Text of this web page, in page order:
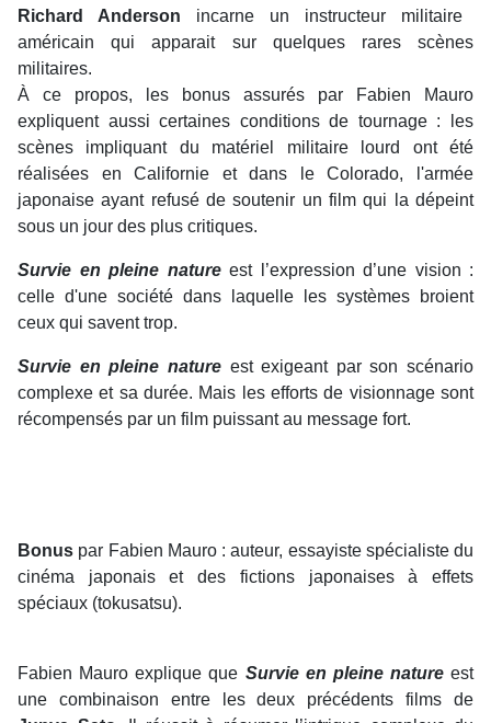
Richard Anderson incarne un instructeur militaire
américain qui apparait sur quelques rares scènes
militaires.
À ce propos, les bonus assurés par Fabien Mauro
expliquent aussi certaines conditions de tournage : les
scènes impliquant du matériel militaire lourd ont été
réalisées en Californie et dans le Colorado, l'armée
japonaise ayant refusé de soutenir un film qui la dépeint
sous un jour des plus critiques.
Survie en pleine nature est l’expression d’une vision :
celle d'une société dans laquelle les systèmes broient
ceux qui savent trop.
Survie en pleine nature est exigeant par son scénario
complexe et sa durée. Mais les efforts de visionnage sont
récompensés par un film puissant au message fort.
Bonus par Fabien Mauro : auteur, essayiste spécialiste du
cinéma japonais et des fictions japonaises à effets
spéciaux (tokusatsu).
Fabien Mauro explique que Survie en pleine nature est
une combinaison entre les deux précédents films de